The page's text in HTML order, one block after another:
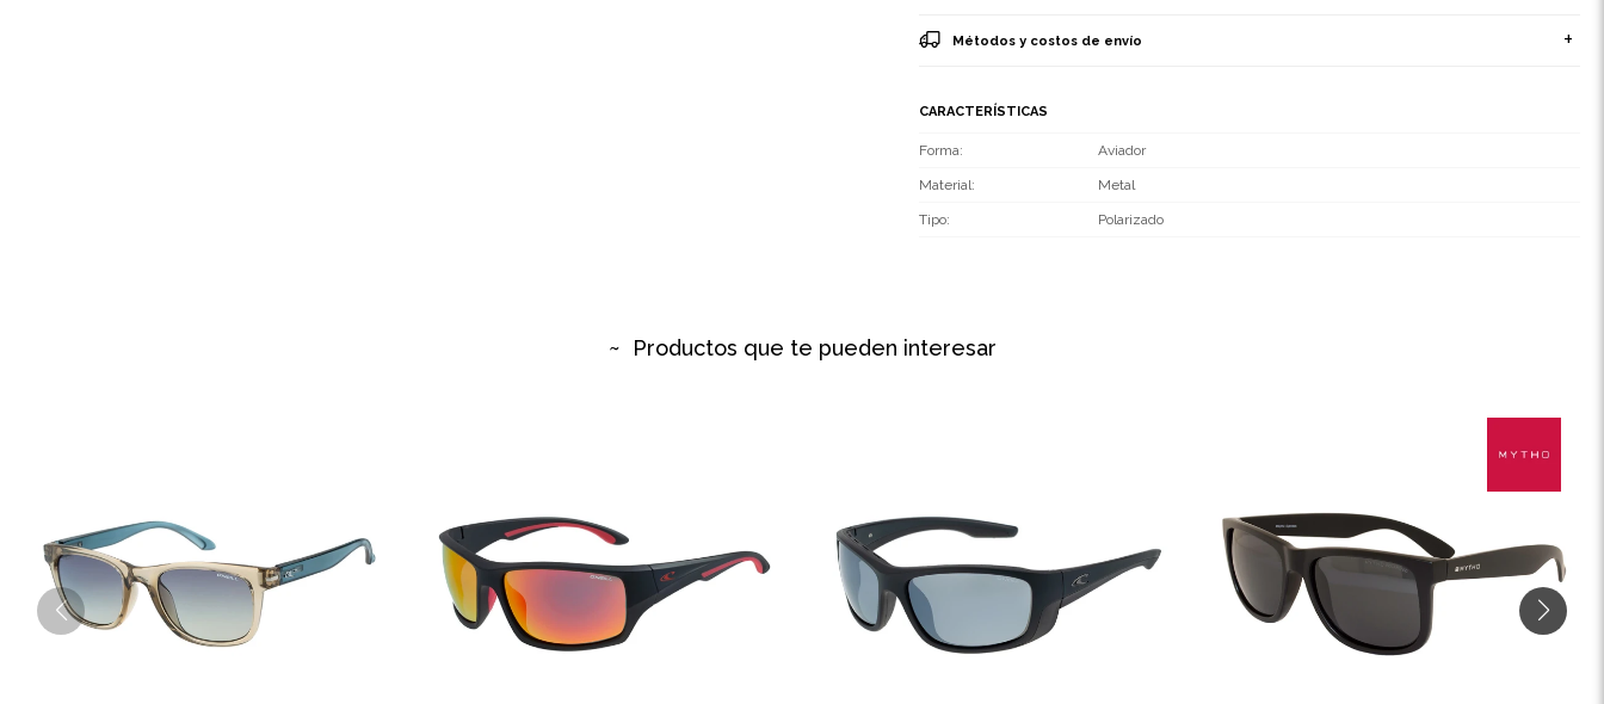
Métodos y costos de envío
CARACTERÍSTICAS
Forma Aviador
Material Metal
Tipo Polarizado
Productos que te pueden interesar